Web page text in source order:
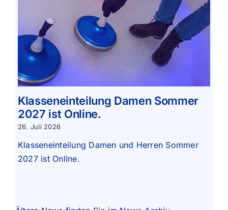
Klasseneinteilung Damen Sommer
2027 ist Online.
26. Juli 2026
Klasseneinteilung Damen und Herren Sommer
2027 ist Online.